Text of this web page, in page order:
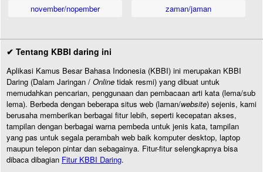
november/nopember
zaman/jaman
✔ Tentang KBBI daring ini
Aplikasi Kamus Besar Bahasa Indonesia (KBBI) ini merupakan KBBI
Daring (Dalam Jaringan / Online tidak resmi) yang dibuat untuk
memudahkan pencarian, penggunaan dan pembacaan arti kata (lema/sub
lema). Berbeda dengan beberapa situs web (laman/website) sejenis, kami
berusaha memberikan berbagai fitur lebih, seperti kecepatan akses,
tampilan dengan berbagai warna pembeda untuk jenis kata, tampilan
yang pas untuk segala perambah web baik komputer desktop, laptop
maupun telepon pintar dan sebagainya. Fitur-fitur selengkapnya bisa
dibaca dibagian Fitur KBBI Daring.